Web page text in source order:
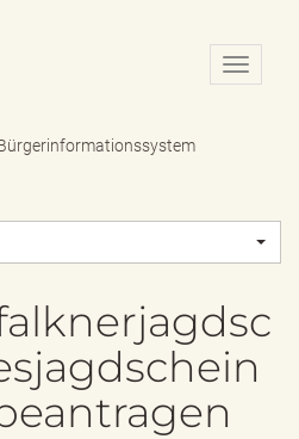
N
a
o
i
-